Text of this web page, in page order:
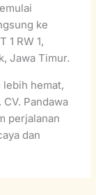
ke
1 RW 1,
Jawa Timur.
hemat,
Pandawa
perjalanan
dan